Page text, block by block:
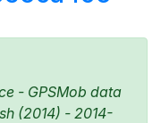
- GPSMob data
(2014) - 2014-